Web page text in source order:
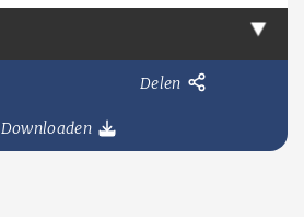
Delen
Downloaden